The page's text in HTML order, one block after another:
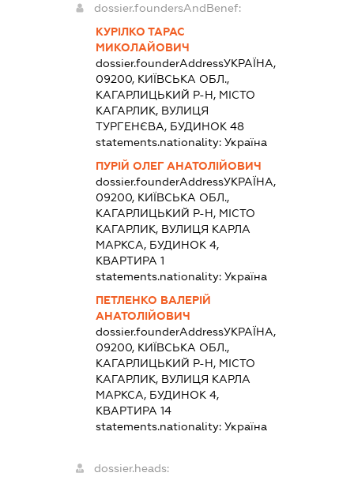
dossier.foundersAndBenef:
КУРІЛКО ТАРАС
МИКОЛАЙОВИЧ
dossier.founderAddressУКРАЇНА,
09200, КИЇВСЬКА ОБЛ.,
КАГАРЛИЦЬКИЙ Р-Н, МІСТО
КАГАРЛИК, ВУЛИЦЯ
ТУРГЕНЄВА, БУДИНОК 48
statements.nationality:Україна
ПУРІЙ ОЛЕГ АНАТОЛІЙОВИЧ
dossier.founderAddressУКРАЇНА,
09200, КИЇВСЬКА ОБЛ.,
КАГАРЛИЦЬКИЙ Р-Н, МІСТО
КАГАРЛИК, ВУЛИЦЯ КАРЛА
МАРКСА, БУДИНОК 4,
КВАРТИРА 1
statements.nationality:Україна
ПЕТЛЕНКО ВАЛЕРІЙ
АНАТОЛІЙОВИЧ
dossier.founderAddressУКРАЇНА,
09200, КИЇВСЬКА ОБЛ.,
КАГАРЛИЦЬКИЙ Р-Н, МІСТО
КАГАРЛИК, ВУЛИЦЯ КАРЛА
МАРКСА, БУДИНОК 4,
КВАРТИРА 14
statements.nationality:Україна
dossier.heads: